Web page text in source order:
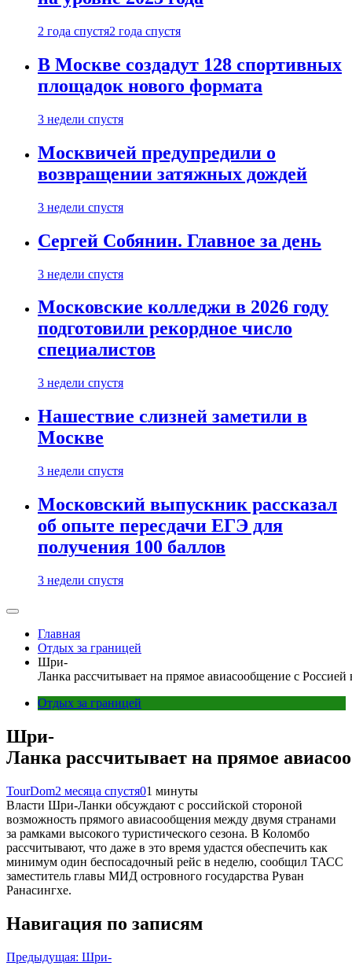
2 года спустя2 года спустя
В Москве создадут 128 спортивных
площадок нового формата
3 недели спустя
Москвичей предупредили о
возвращении затяжных дождей
3 недели спустя
Сергей Собянин. Главное за день
3 недели спустя
Московские колледжи в 2026 году
подготовили рекордное число
специалистов
3 недели спустя
Нашествие слизней заметили в
Москве
3 недели спустя
Московский выпускник рассказал
об опыте пересдачи ЕГЭ для
получения 100 баллов
3 недели спустя
Главная
Отдых за границей
Шри-
Ланка рассчитывает на прямое авиасообщение с Россией
Отдых за границей
Шри-
Ланка рассчитывает на прямое
TourDom2 месяца спустя01 минуты
Власти Шри-Ланки обсуждают с российской стороной
возможность прямого авиасообщения между двумя странами
за рамками высокого туристического сезона. В Коломбо
рассчитывают, что даже в это время удастся обеспечить как
минимум один беспосадочный рейс в неделю, сообщил ТАСС
заместитель главы МИД островного государства Руван
Ранасингхе.
Навигация по записям
Предыдущая: Шри-